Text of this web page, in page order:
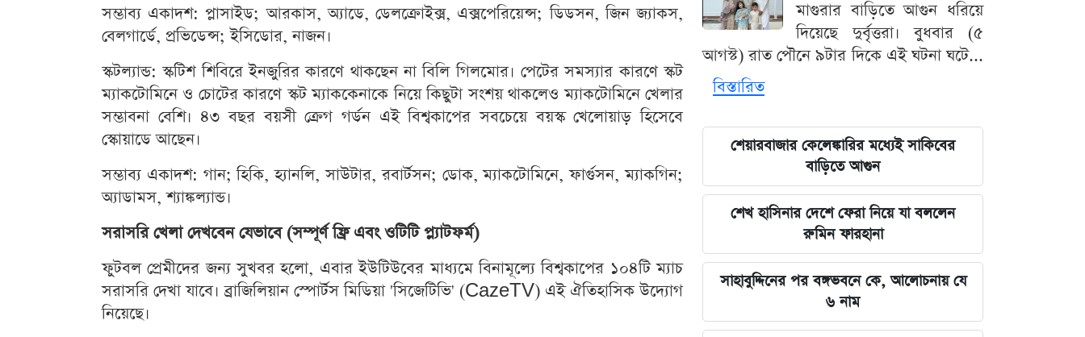
সম্ভাব্য একাদশ: প্লাসাইড; আরকাস, অ্যাডে, ডেলক্রোইক্স, এক্সপেরিয়েন্স; ডিডসন, জিন জ্যাকস,
বেলগার্ডে, প্রভিডেন্স; ইসিডোর, নাজন।
স্কটল্যান্ড: স্কটিশ শিবিরে ইনজুরির কারণে থাকছেন না বিলি গিলমোর। পেটের সমস্যার কারণে স্কট
ম্যাকটোমিনে ও চোটের কারণে স্কট ম্যাককেনাকে নিয়ে কিছুটা সংশয় থাকলেও ম্যাকটোমিনে খেলার
সম্ভাবনা বেশি। ৪৩ বছর বয়সী ক্রেগ গর্ডন এই বিশ্বকাপের সবচেয়ে বয়স্ক খেলোয়াড় হিসেবে
স্কোয়াডে আছেন।
সম্ভাব্য একাদশ: গান; হিকি, হ্যানলি, সাউটার, রবার্টসন; ডোক, ম্যাকটোমিনে, ফার্গুসন, ম্যাকগিন;
অ্যাডামস, শ্যাঙ্কল্যান্ড।
সরাসরি খেলা দেখবেন যেভাবে (সম্পূর্ণ ফ্রি এবং ওটিটি প্ল্যাটফর্ম)
ফুটবল প্রেমীদের জন্য সুখবর হলো, এবার ইউটিউবের মাধ্যমে বিনামূল্যে বিশ্বকাপের ১০৪টি ম্যাচ
সরাসরি দেখা যাবে। ব্রাজিলিয়ান স্পোর্টস মিডিয়া 'সিজেটিভি' (CazeTV) এই ঐতিহাসিক উদ্যোগ
নিয়েছে।
মাগুরার বাড়িতে আগুন ধরিয়ে
দিয়েছে দুর্বৃত্তরা। বুধবার (৫
আগস্ট) রাত পৌনে ৯টার দিকে এই ঘটনা ঘটে...
বিস্তারিত
শেয়ারবাজার কেলেঙ্কারির মধ্যেই সাকিবের
বাড়িতে আগুন
শেখ হাসিনার দেশে ফেরা নিয়ে যা বললেন
রুমিন ফারহানা
সাহাবুদ্দিনের পর বঙ্গভবনে কে, আলোচনায় যে
৬ নাম